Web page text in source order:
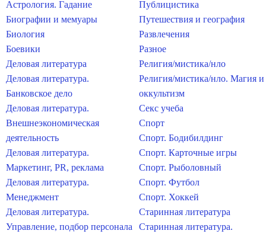
Астрология. Гадание
Биографии и мемуары
Биология
Боевики
Деловая литература
Деловая литература.
Банковское дело
Деловая литература.
Внешнеэкономическая
деятельность
Деловая литература.
Маркетинг, PR, реклама
Деловая литература.
Менеджмент
Деловая литература.
Управление, подбор персонала
Публицистика
Путешествия и география
Развлечения
Разное
Религия/мистика/нло
Религия/мистика/нло. Магия и
оккультизм
Секс учеба
Спорт
Спорт. Бодибилдинг
Спорт. Карточные игры
Спорт. Рыболовный
Спорт. Футбол
Спорт. Хоккей
Старинная литература
Старинная литература.